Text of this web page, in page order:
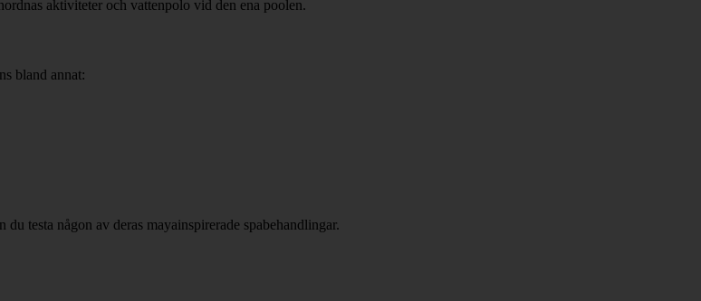
aktiviteter och vattenpolo vid den ena poolen.
bland annat:
testa någon av deras mayainspirerade spabehandlingar.